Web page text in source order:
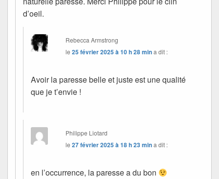
d’oeil.
Rebecca Armstrong
le25 février 2025 à 10 h 28 mina dit :
Avoir la paresse belle et juste est une qualité
que je t’envie !
Philippe Liotard
le27 février 2025 à 18 h 23 mina dit :
en l’occurrence, la paresse a du bon